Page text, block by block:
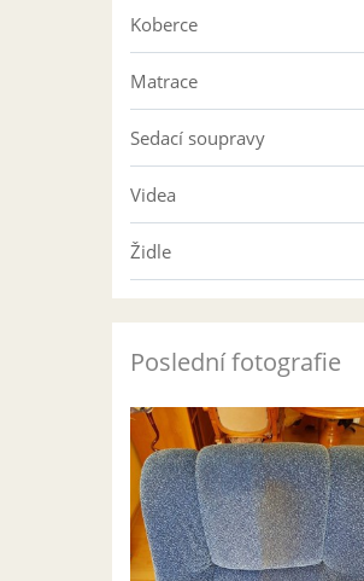
Koberce
Matrace
Sedací soupravy
Videa
Židle
Poslední fotografie